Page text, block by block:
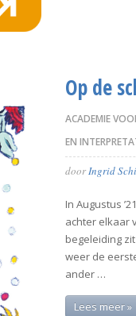
Op de
ACADEMIE
EN
doorIngrid
In Augustus
achter elkaar
begeleiding
weer de
ander …
Lees meer »